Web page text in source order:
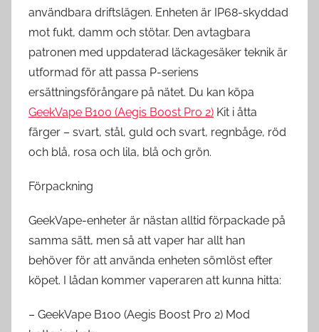
användbara driftslägen. Enheten är IP68-skyddad
mot fukt, damm och stötar. Den avtagbara
patronen med uppdaterad läckagesäker teknik är
utformad för att passa P-seriens
ersättningsförångare på nätet. Du kan köpa
GeekVape B100 (Aegis Boost Pro 2) Kit i åtta
färger – svart, stål, guld och svart, regnbåge, röd
och blå, rosa och lila, blå och grön.
Förpackning
GeekVape-enheter är nästan alltid förpackade på
samma sätt, men så att vaper har allt han
behöver för att använda enheten sömlöst efter
köpet. I lådan kommer vaperaren att kunna hitta:
– GeekVape B100 (Aegis Boost Pro 2) Mod